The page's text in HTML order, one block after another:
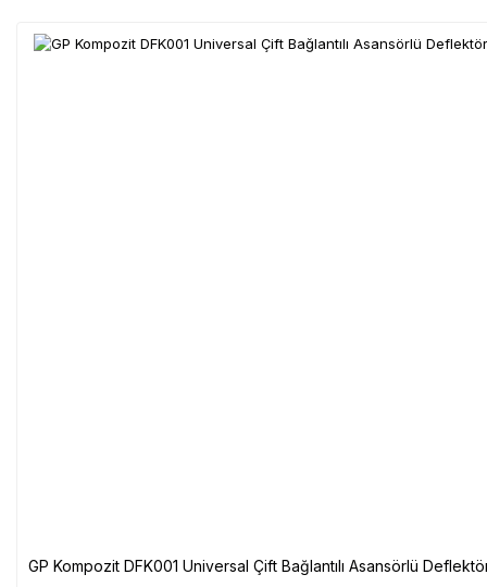
GP Kompozit DFK001 Universal Çift Bağlantılı Asansörlü